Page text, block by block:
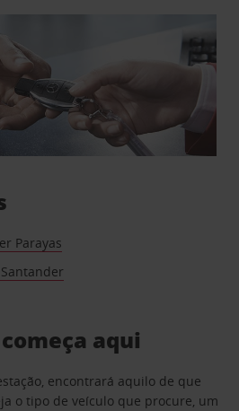
Parayas
aqui
encontrará aquilo de que
o tipo de veículo que procure, um